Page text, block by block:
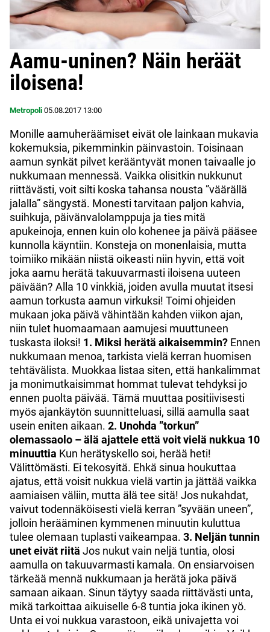
Aamu-uninen? Näin heräät
iloisena!
Metropoli 05.08.2017 13:00
Monille aamuheräämiset eivät ole lainkaan mukavia
kokemuksia, pikemminkin päinvastoin. Toisinaan
aamun synkät pilvet kerääntyvät monen taivaalle jo
nukkumaan mennessä. Vaikka olisitkin nukkunut
riittävästi, voit silti koska tahansa nousta ”väärällä
jalalla” sängystä. Monesti tarvitaan paljon kahvia,
suihkuja, päivänvalolamppuja ja ties mitä
apukeinoja, ennen kuin olo kohenee ja päivä pääsee
kunnolla käyntiin. Konsteja on monenlaisia, mutta
toimiiko mikään niistä oikeasti niin hyvin, että voit
joka aamu herätä takuuvarmasti iloisena uuteen
päivään? Alla 10 vinkkiä, joiden avulla muutat itsesi
aamun torkusta aamun virkuksi! Toimi ohjeiden
mukaan joka päivä vähintään kahden viikon ajan,
niin tulet huomaamaan aamujesi muuttuneen
tuskasta iloksi! 1. Miksi herätä aikaisemmin? Ennen
nukkumaan menoa, tarkista vielä kerran huomisen
tehtävälista. Muokkaa listaa siten, että hankalimmat
ja monimutkaisimmat hommat tulevat tehdyksi jo
ennen puolta päivää. Tämä muuttaa positiivisesti
myös ajankäytön suunnitteluasi, sillä aamulla saat
usein eniten aikaan. 2. Unohda ”torkun”
olemassaolo – älä ajattele että voit vielä nukkua 10
minuuttia Kun herätyskello soi, herää heti!
Välittömästi. Ei tekosyitä. Ehkä sinua houkuttaa
ajatus, että voisit nukkua vielä vartin ja jättää vaikka
aamiaisen väliin, mutta älä tee sitä! Jos nukahdat,
vaivut todennäköisesti vielä kerran ”syvään uneen”,
jolloin herääminen kymmenen minuutin kuluttua
tulee olemaan tuplasti vaikeampaa. 3. Neljän tunnin
unet eivät riitä Jos nukut vain neljä tuntia, olosi
aamulla on takuuvarmasti kamala. On ensiarvoisen
tärkeää mennä nukkumaan ja herätä joka päivä
samaan aikaan. Sinun täytyy saada riittävästi unta,
mikä tarkoittaa aikuiselle 6-8 tuntia joka ikinen yö.
Unta ei voi nukkua varastoon, eikä univajetta voi